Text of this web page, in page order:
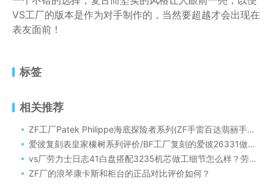
VS工厂的版本是作为对手制作的，当然要超越才会出现在
表友面前！
标签
相关推荐
ZF工厂Patek Philippe海底探险者系列(ZF手雷百达翡丽手雷）V3版评测
爱彼复刻表皇家橡树系列评价/BF工厂复刻的爱彼26331做工细节怎么样
vs厂劳力士日志41白盘搭配3235机芯做工细节怎么样？劳力士新品日志如何！
ZF厂的浪琴康卡斯和柜台的正品对比评价如何？